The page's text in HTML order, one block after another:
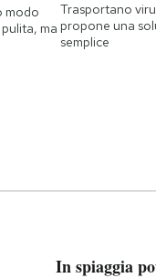
modo
ma
Trasportano
propone una
semplice
In spiaggia